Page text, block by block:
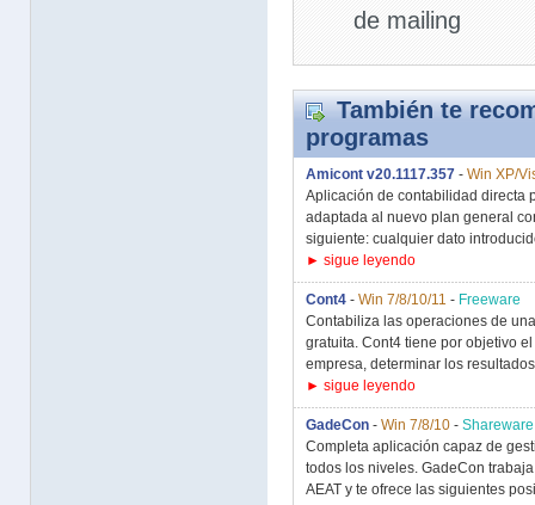
de mailing
También te
programas
Amicont v20.1117.357 - Win XP/
Aplicación de contabilidad directa
adaptada al nuevo plan general
siguiente: cualquier dato
► sigue leyendo
Cont4 - Win 7/8/10/11 - Freeware
Contabiliza las operaciones de
gratuita. Cont4 tiene por objetivo
empresa, determinar los
► sigue leyendo
GadeCon - Win 7/8/10 - Shareware
Completa aplicación capaz de
todos los niveles. GadeCon
AEAT y te ofrece las siguientes